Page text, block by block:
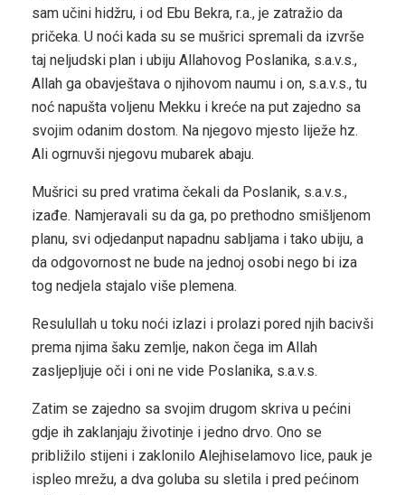
sam učini hidžru, i od Ebu Bekra, r.a., je zatražio da
pričeka. U noći kada su se mušrici spremali da izvrše
taj neljudski plan i ubiju Allahovog Poslanika, s.a.v.s.,
Allah ga obavještava o njihovom naumu i on, s.a.v.s., tu
noć napušta voljenu Mekku i kreće na put zajedno sa
svojim odanim dostom. Na njegovo mjesto liježe hz.
Ali ogrnuvši njegovu mubarek abaju.
Mušrici su pred vratima čekali da Poslanik, s.a.v.s.,
izađe. Namjeravali su da ga, po prethodno smišljenom
planu, svi odjedanput napadnu sabljama i tako ubiju, a
da odgovornost ne bude na jednoj osobi nego bi iza
tog nedjela stajalo više plemena.
Resulullah u toku noći izlazi i prolazi pored njih bacivši
prema njima šaku zemlje, nakon čega im Allah
zasljepljuje oči i oni ne vide Poslanika, s.a.v.s.
Zatim se zajedno sa svojim drugom skriva u pećini
gdje ih zaklanjaju životinje i jedno drvo. Ono se
približilo stijeni i zaklonilo Alejhiselamovo lice, pauk je
ispleo mrežu, a dva goluba su sletila i pred pećinom